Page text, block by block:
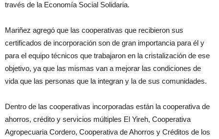
través de la Economía Social Solidaria.
Mariñez agregó que las cooperativas que recibieron sus
certificados de incorporación son de gran importancia para él y
para el equipo técnicos que trabajaron en la cristalización de ese
objetivo, ya que las mismas van a mejorar las condiciones de
vida que las personas que la integran y la de sus comunidades.
Dentro de las cooperativas incorporadas están la cooperativa de
ahorros, crédito y servicios múltiples El Yireh, Cooperativa
Agropecuaria Cordero, Cooperativa de Ahorros y Créditos de los